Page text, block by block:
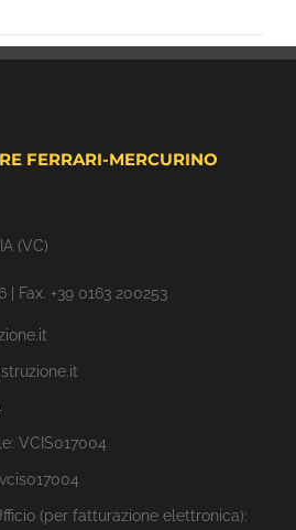
FERRARI-MERCURINO
(VC)
| Fax. +39 0163 200253
VCIS017004
(per fatturazione elettronica):